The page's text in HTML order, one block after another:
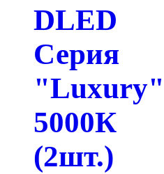
DLED
Серия
"Luxury"
5000К
(2шт.)